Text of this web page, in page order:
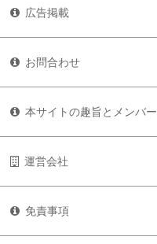
広告掲載
お問合わせ
本サイトの趣旨とメンバー
運営会社
免責事項